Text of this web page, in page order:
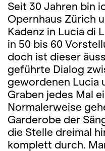
Seit 30 Jahren bin
Opernhaus Zürich
Kadenz in Lucia di
in 50 bis 60
doch ist dieser
geführte Dialog
gewordenen Lucia
Graben jedes Mal
Normalerweise
Garderobe der
die Stelle dreimal
komplett durch.